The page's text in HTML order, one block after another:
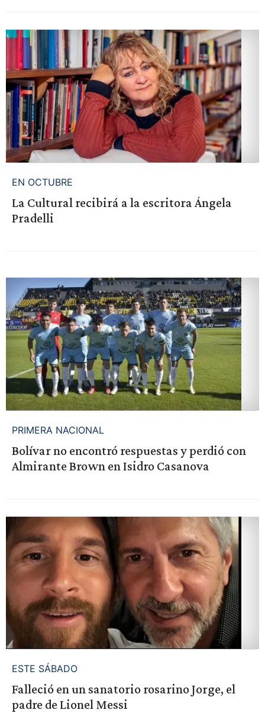
EN OCTUBRE
La Cultural recibirá a la escritora Ángela
Pradelli
PRIMERA NACIONAL
Bolívar no encontró respuestas y perdió con
Almirante Brown en Isidro Casanova
ESTE SÁBADO
Falleció en un sanatorio rosarino Jorge, el
padre de Lionel Messi